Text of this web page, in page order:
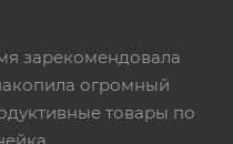
зарекомендовала
огромный
товары по